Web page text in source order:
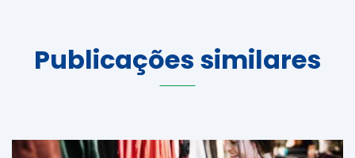
Publicações similares